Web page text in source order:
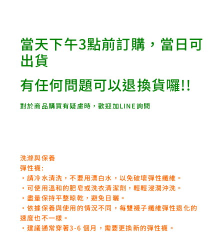
當天下午3點前訂購，當日可
出貨
有任何問題可以退換貨囉!!
對於商品購買有疑慮時，歡迎加LINE詢問
洗滌與保養
彈性襪:
‧請冷水清洗，不要用漂白水，以免破壞彈性纖維。
‧可使用溫和的肥皂或洗衣清潔劑，輕輕浸潤沖洗。
‧盡量保持平整晾乾，避免日曬。
‧依據保養與使用的情況不同，每雙襪子纖維彈性退化的
速度也不一樣。
‧建議通常穿著3-6 個月，需要更換新的彈性襪。